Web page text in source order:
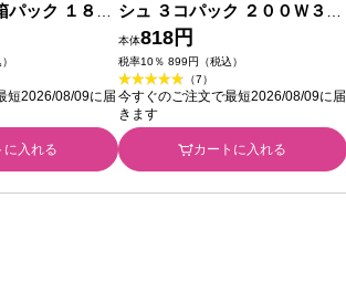
ック １８０
ア
短2026/08/09に届
に入れる
シュ ３コパック ２００Ｗ３Ｐ
王子ネピア
本体818円
税率10％ 899円（税込）
（7）
今すぐのご注文で最短2026/08/09に届
きます
カートに入れる